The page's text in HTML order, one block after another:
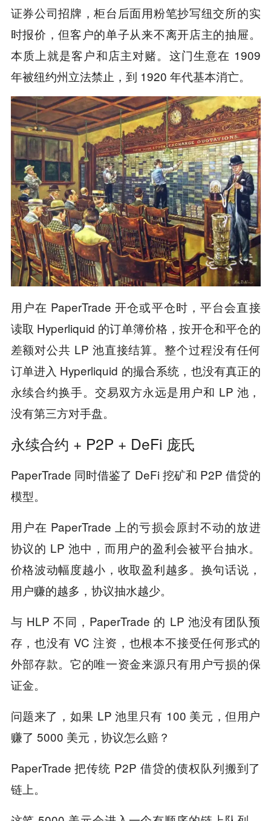
证券公司招牌，柜台后面用粉笔抄写纽交所的实
时报价，但客户的单子从来不离开店主的抽屉。
本质上就是客户和店主对赌。这门生意在 1909
年被纽约州立法禁止，到 1920 年代基本消亡。
用户在 PaperTrade 开仓或平仓时，平台会直接
读取 Hyperliquid 的订单簿价格，按开仓和平仓的
差额对公共 LP 池直接结算。整个过程没有任何
订单进入 Hyperliquid 的撮合系统，也没有真正的
永续合约换手。交易双方永远是用户和 LP 池，
没有第三方对手盘。
永续合约 + P2P + DeFi 庞氏
PaperTrade 同时借鉴了 DeFi 挖矿和 P2P 借贷的
模型。
用户在 PaperTrade 上的亏损会原封不动的放进
协议的 LP 池中，而用户的盈利会被平台抽水。
价格波动幅度越小，收取盈利越多。换句话说，
用户赚的越多，协议抽水越少。
与 HLP 不同，PaperTrade 的 LP 池没有团队预
存，也没有 VC 注资，也根本不接受任何形式的
外部存款。它的唯一资金来源只有用户亏损的保
证金。
问题来了，如果 LP 池里只有 100 美元，但用户
赚了 5000 美元，协议怎么赔？
PaperTrade 把传统 P2P 借贷的债权队列搬到了
链上。